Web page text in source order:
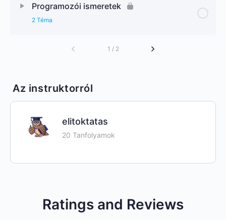
Programozói ismeretek
2 Téma
1 / 2
Az instruktorról
elitoktatas
20 Tanfolyamok
Ratings and Reviews